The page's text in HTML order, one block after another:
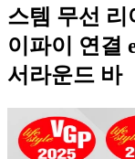
스템 무선
이파이 연결
서라운드 바